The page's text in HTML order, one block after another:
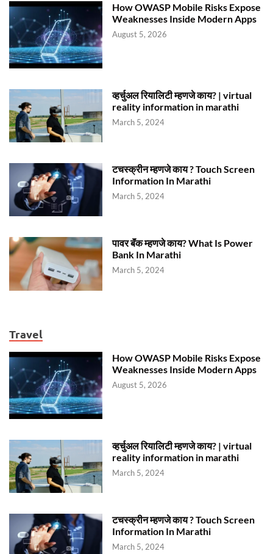
How OWASP Mobile Risks Expose
Weaknesses Inside Modern Apps
August 5, 2026
व्हर्चुअल रियालिटी म्हणजे काय? | virtual
reality information in marathi
March 5, 2024
टचस्क्रीन म्हणजे काय ? Touch Screen
Information In Marathi
March 5, 2024
पावर बॅंक म्हणजे काय? What Is Power
Bank In Marathi
March 5, 2024
Travel
How OWASP Mobile Risks Expose
Weaknesses Inside Modern Apps
August 5, 2026
व्हर्चुअल रियालिटी म्हणजे काय? | virtual
reality information in marathi
March 5, 2024
टचस्क्रीन म्हणजे काय ? Touch Screen
Information In Marathi
March 5, 2024